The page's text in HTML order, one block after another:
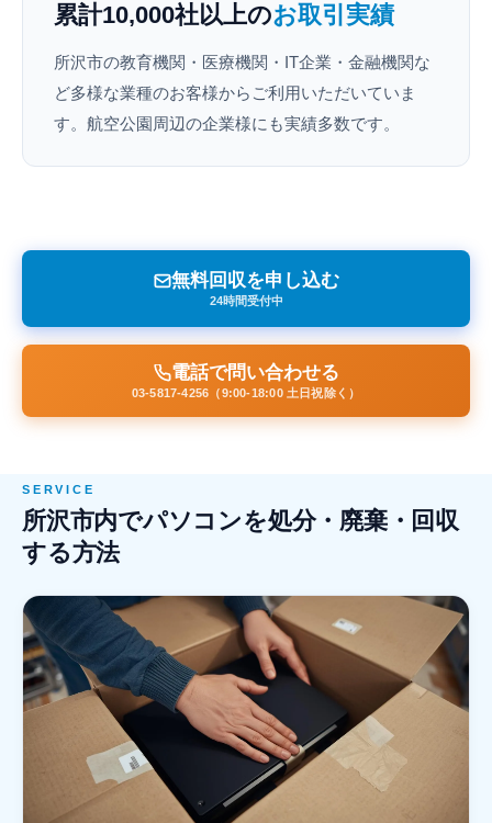
累計10,000社以上のお取引実績
所沢市の教育機関・医療機関・IT企業・金融機関な
ど多様な業種のお客様からご利用いただいていま
す。航空公園周辺の企業様にも実績多数です。
無料回収を申し込む
24時間受付中
電話で問い合わせる
03-5817-4256（9:00-18:00 土日祝除く）
SERVICE
所沢市内でパソコンを処分・廃棄・回収
する方法